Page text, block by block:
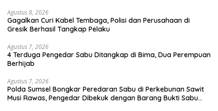
Agustus 8, 2026
Gagalkan Curi Kabel Tembaga, Polisi dan Perusahaan di
Gresik Berhasil Tangkap Pelaku
Agustus 7, 2026
4 Terduga Pengedar Sabu Ditangkap di Bima, Dua Perempuan
Berhijab
Agustus 7, 2026
Polda Sumsel Bongkar Peredaran Sabu di Perkebunan Sawit
Musi Rawas, Pengedar Dibekuk dengan Barang Bukti Sabu